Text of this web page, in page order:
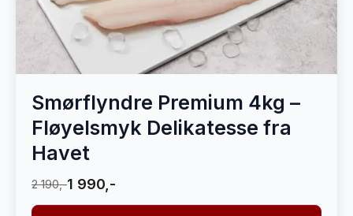
Smørflyndre Premium 4kg –
Fløyelsmyk Delikatesse fra
Havet
2 190,-1 990,-